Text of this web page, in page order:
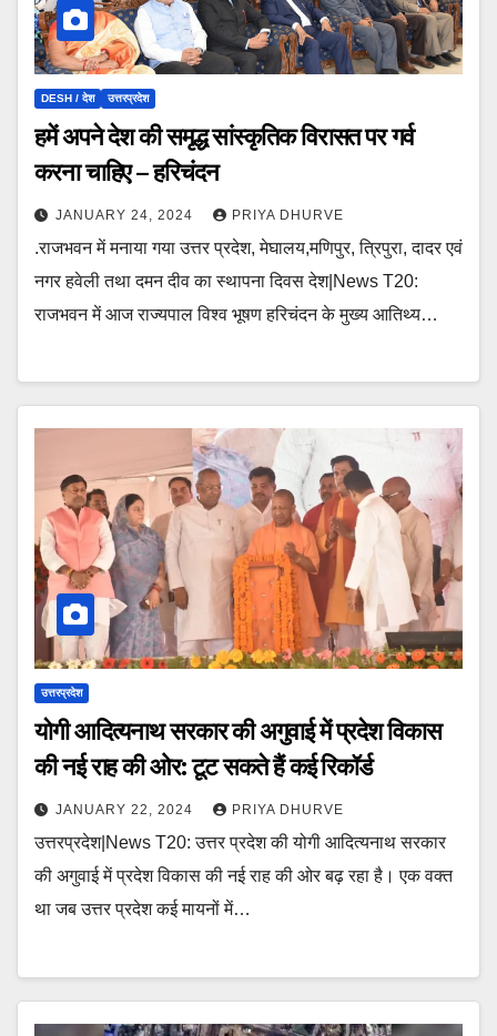
DESH / देश उत्तरप्रदेश
हमें अपने देश की समृद्ध सांस्कृतिक विरासत पर गर्व
करना चाहिए – हरिचंदन
JANUARY 24, 2024 PRIYA DHURVE
.राजभवन में मनाया गया उत्तर प्रदेश, मेघालय,मणिपुर, त्रिपुरा, दादर एवं
नगर हवेली तथा दमन दीव का स्थापना दिवस देश|News T20:
राजभवन में आज राज्यपाल विश्व भूषण हरिचंदन के मुख्य आतिथ्य…
उत्तरप्रदेश
योगी आदित्यनाथ सरकार की अगुवाई में प्रदेश विकास
की नई राह की ओर: टूट सकते हैं कई रिकॉर्ड
JANUARY 22, 2024 PRIYA DHURVE
उत्तरप्रदेश|News T20: उत्तर प्रदेश की योगी आदित्यनाथ सरकार
की अगुवाई में प्रदेश विकास की नई राह की ओर बढ़ रहा है। एक वक्त
था जब उत्तर प्रदेश कई मायनों में…